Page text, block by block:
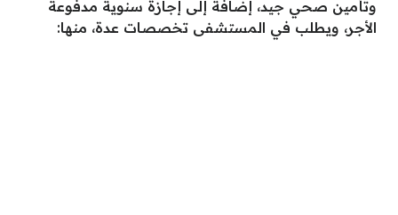
وتأمين صحي جيد، إضافةً إلى إجازة سنوية مدفوعة
الأجر، ويطلب في المستشفى تخصصات عدة، منها: